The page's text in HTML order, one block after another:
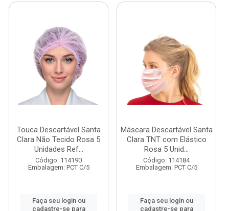
Touca Descartável Santa
Clara Não Tecido Rosa 5
Unidades Ref...
Código: 114190
Embalagem: PCT C/5
Faça seu login ou
cadastre-se para
Máscara Descartável Santa
Clara TNT com Elástico
Rosa 5 Unid...
Código: 114184
Embalagem: PCT C/5
Faça seu login ou
cadastre-se para